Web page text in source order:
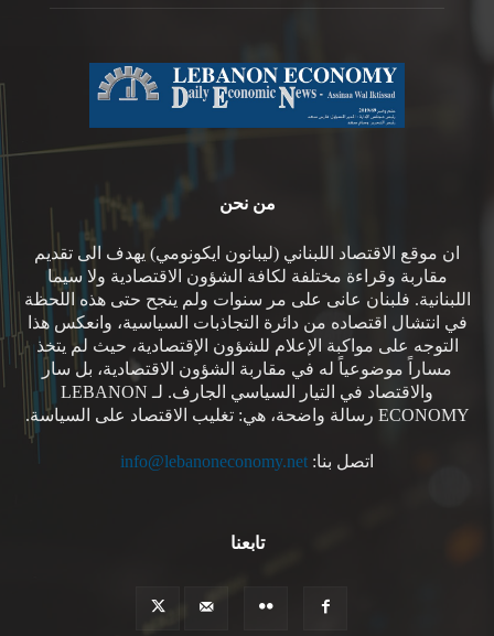
من نحن
ان موقع الاقتصاد اللبناني (ليبانون ايكونومي) يهدف الى تقديم
مقاربة وقراءة مختلفة لكافة الشؤون الاقتصادية ولا سيما
اللبنانية. فلبنان عانى على مر سنوات ولم ينجح حتى هذه اللحظة
في انتشال اقتصاده من دائرة التجاذبات السياسية، وانعكس هذا
التوجه على مواكبة الإعلام للشؤون الإقتصادية، حيث لم يتخذ
مساراً موضوعياً له في مقاربة الشؤون الاقتصادية، بل سار
والاقتصاد في التيار السياسي الجارف. لـ LEBANON
ECONOMY رسالة واضحة، هي: تغليب الاقتصاد على السياسة.
اتصل بنا: info@lebanoneconomy.net
تابعنا